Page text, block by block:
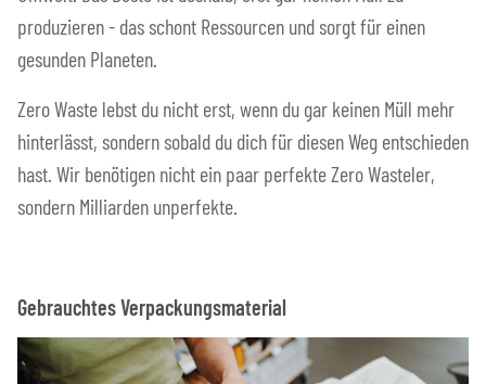
produzieren - das schont Ressourcen und sorgt für einen
gesunden Planeten.
Zero Waste lebst du nicht erst, wenn du gar keinen Müll mehr
hinterlässt, sondern sobald du dich für diesen Weg entschieden
hast. Wir benötigen nicht ein paar perfekte Zero Wasteler,
sondern Milliarden unperfekte.
Gebrauchtes Verpackungsmaterial